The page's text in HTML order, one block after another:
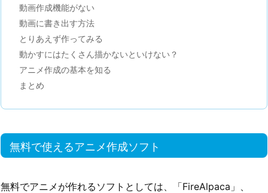
動画作成機能がない
動画に書き出す方法
とりあえず作ってみる
動かすにはたくさん描かないといけない？
アニメ作成の基本を知る
まとめ
無料で使えるアニメ作成ソフト
無料でアニメが作れるソフトとしては、「FireAlpaca」、